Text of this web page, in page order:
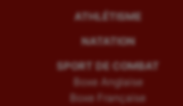
ATHLÉTISME
NATATION
SPORT DE COMBAT
Boxe Anglaise
Boxe Française